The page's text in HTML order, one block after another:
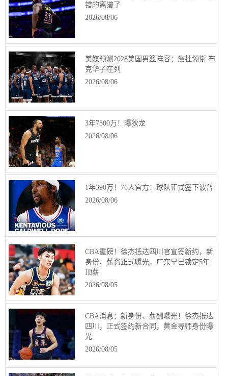
错的离谱了
2026/08/06
美媒预测2028美国男篮阵容：詹杜领衔 布
克华子在列
2026/08/06
3年7300万！曝狄龙
2026/08/06
1年390万！76人官方：球队正式签下波普
2026/08/06
CBA重磅！徐杰抵达四川官宣签新约，新
身份、薪资正式曝光，广东早已锁定5年
顶薪
2026/08/05
CBA消息：新身份、薪酬曝光！徐杰抵达
四川，正式签约新合同，黄金导师身份曝
光
2026/08/05